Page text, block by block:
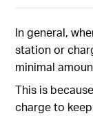
In general,
station or
minimal
This is
charge to